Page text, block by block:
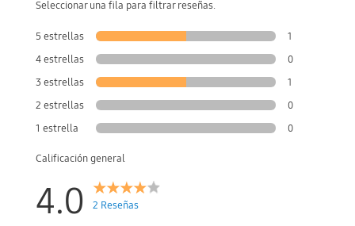
Seleccionar una fila para filtrar reseñas.
5 estrellas 1
4 estrellas 0
3 estrellas 1
2 estrellas 0
1 estrella 0
Calificación general
4.0 2 Reseñas